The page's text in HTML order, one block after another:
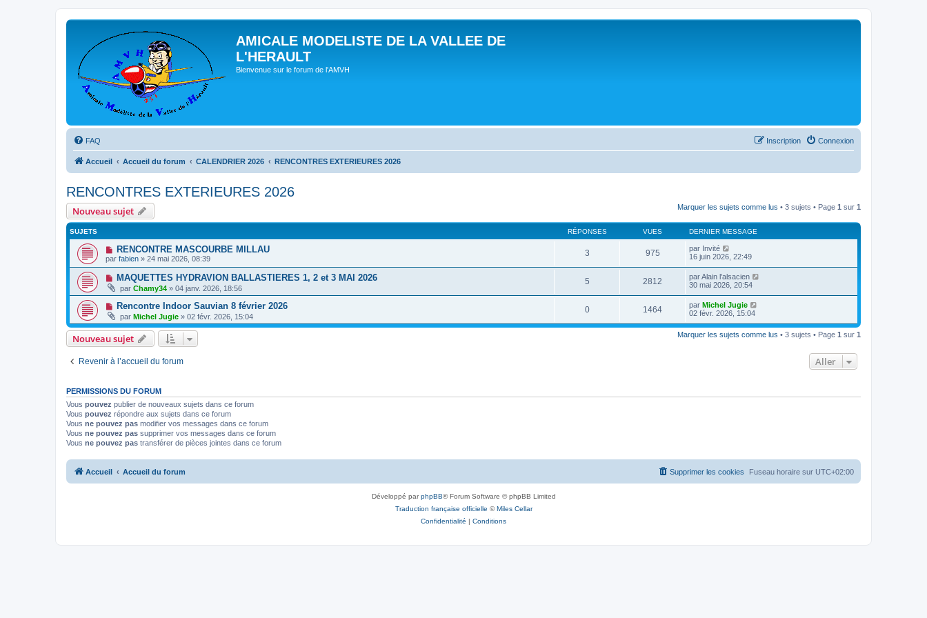
AMICALE MODELISTE DE LA VALLEE DE
L'HERAULT
Bienvenue sur le forum de l'AMVH
FAQ Connexion
Inscription
Accueil Accueil du forum CALENDRIER 2026 RENCONTRES EXTERIEURES 2026
RENCONTRES EXTERIEURES 2026
Nouveau sujet Marquer les sujets comme lus • 3 sujets • Page 1 sur 1
SUJETS RÉPONSES VUES DERNIER MESSAGE
RENCONTRE MASCOURBE MILLAU
par fabien » 24 mai 2026, 08:39
3 975 par Invité
16 juin 2026, 22:49
MAQUETTES HYDRAVION BALLASTIERES 1, 2 et 3 MAI 2026
par Chamy34 » 04 janv. 2026, 18:56
5 2812 parAlain l’alsacien
30 mai 2026, 20:54
Rencontre Indoor Sauvian 8 février 2026
par Michel Jugie » 02 févr. 2026, 15:04
0 1464 par Michel Jugie
02 févr. 2026, 15:04
Nouveau sujet Marquer les sujets comme lus • 3 sujets • Page 1 sur 1
Revenir à l’accueil du forum Aller
PERMISSIONS DU FORUM
Vous pouvez publier de nouveaux sujets dans ce forum
Vous pouvez répondre aux sujets dans ce forum
Vous ne pouvez pas modifier vos messages dans ce forum
Vous ne pouvez pas supprimer vos messages dans ce forum
Vous ne pouvez pas transférer de pièces jointes dans ce forum
Accueil Accueil du forum Fuseau horaire sur UTC+02:00
Supprimer les cookies
Développé parphpBB® Forum Software © phpBB Limited
Traduction française officielle ©Miles Cellar
Confidentialité | Conditions